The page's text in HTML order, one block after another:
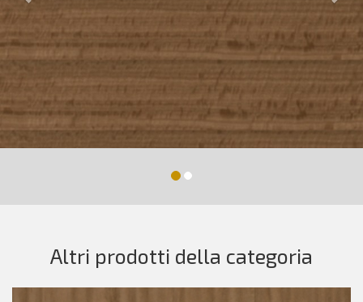
Altri prodotti della categoria